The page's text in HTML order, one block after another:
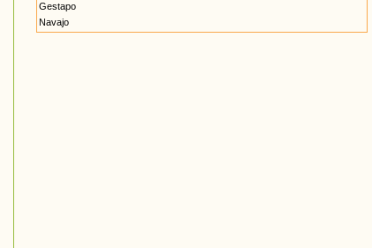
Gestapo
Navajo